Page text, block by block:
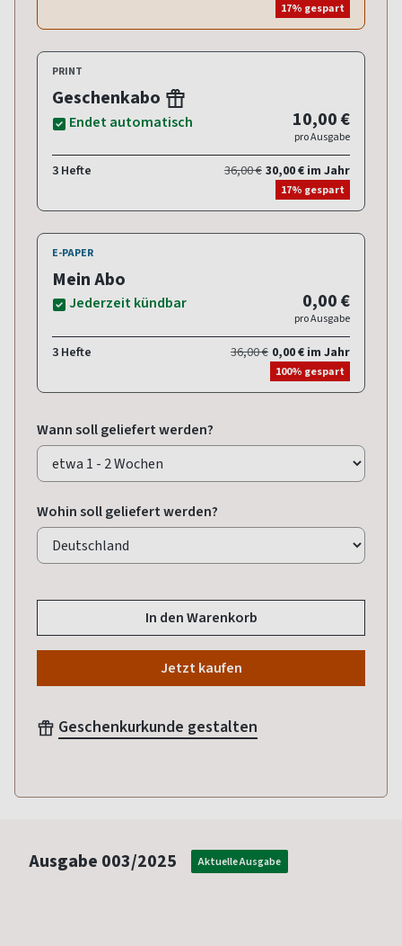
17% gespart
PRINT
Geschenkabo
Endet automatisch 10,00 €
pro Ausgabe
3 Hefte 36,00 € 30,00 € im Jahr
17% gespart
E-PAPER
Mein Abo
Jederzeit kündbar 0,00 €
pro Ausgabe
3 Hefte 36,00 € 0,00 € im Jahr
100% gespart
Wann soll geliefert werden?
Wohin soll geliefert werden?
In den Warenkorb
Jetzt kaufen
Geschenkurkunde gestalten
Ausgabe 003/2025 Aktuelle Ausgabe